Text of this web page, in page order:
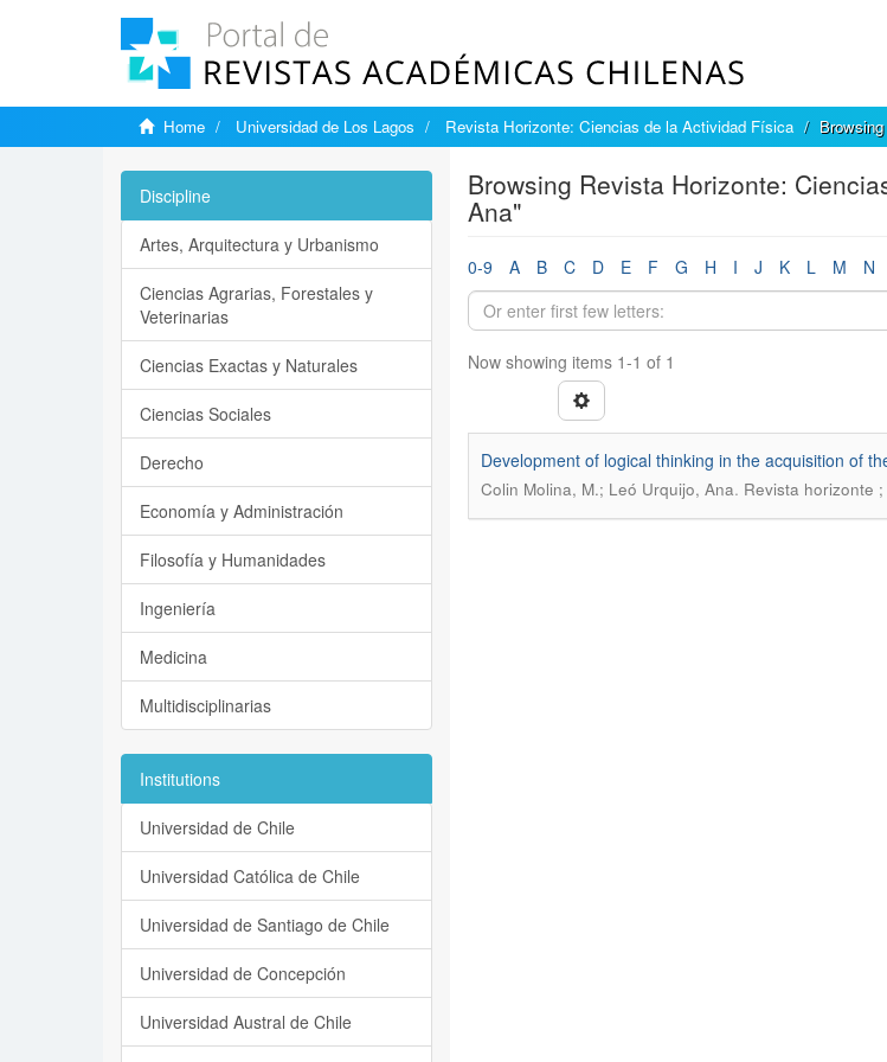
Home Universidad de Los Lagos Revista Horizonte: Ciencias de la Actividad Física
Browsing Revista Horizonte:
Ana"
0-9 A B C D E F G H I J K L M N
Now showing items 1-1 of 1
Development of logical thinking in the acquisition of
Colin Molina, M.; Leó Urquijo, Ana. Revista horizonte
Discipline
Artes, Arquitectura y Urbanismo
Ciencias Agrarias, Forestales y
Veterinarias
Ciencias Exactas y Naturales
Ciencias Sociales
Derecho
Economía y Administración
Filosofía y Humanidades
Ingeniería
Medicina
Multidisciplinarias
Institutions
Universidad de Chile
Universidad Católica de Chile
Universidad de Santiago de Chile
Universidad de Concepción
Universidad Austral de Chile